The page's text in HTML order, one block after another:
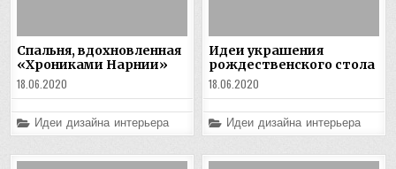
Спальня, вдохновленная
«Хрониками Нарнии»
18.06.2020
Posted
in
Идеи дизайна интерьера
Идеи украшения
рождественского стола
18.06.2020
Posted
in
Идеи дизайна интерьера